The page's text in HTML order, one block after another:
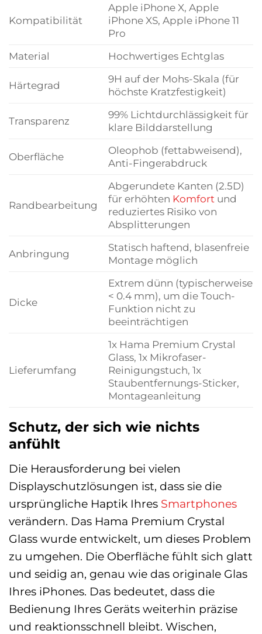
Kompatibilität
Apple iPhone X, Apple
iPhone XS, Apple iPhone 11
Pro
Material
Hochwertiges Echtglas
Härtegrad
9H auf der Mohs-Skala (für
höchste Kratzfestigkeit)
Transparenz
99% Lichtdurchlässigkeit für
klare Bilddarstellung
Oberfläche
Oleophob (fettabweisend),
Anti-Fingerabdruck
Randbearbeitung
Abgerundete Kanten (2.5D)
für erhöhten Komfort und
reduziertes Risiko von
Absplitterungen
Anbringung
Statisch haftend, blasenfreie
Montage möglich
Dicke
Extrem dünn (typischerweise
< 0.4 mm), um die Touch-
Funktion nicht zu
beeinträchtigen
Lieferumfang
1x Hama Premium Crystal
Glass, 1x Mikrofaser-
Reinigungstuch, 1x
Staubentfernungs-Sticker,
Montageanleitung
Schutz, der sich wie nichts
anfühlt
Die Herausforderung bei vielen
Displayschutzlösungen ist, dass sie die
ursprüngliche Haptik Ihres Smartphones
verändern. Das Hama Premium Crystal
Glass wurde entwickelt, um dieses Problem
zu umgehen. Die Oberfläche fühlt sich glatt
und seidig an, genau wie das originale Glas
Ihres iPhones. Das bedeutet, dass die
Bedienung Ihres Geräts weiterhin präzise
und reaktionsschnell bleibt. Wischen,